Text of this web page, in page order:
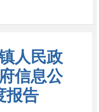
人民政
信息公
报告